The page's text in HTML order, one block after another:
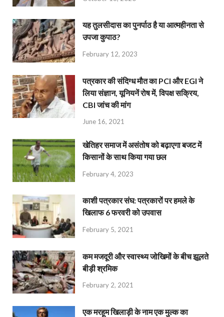
यह तुलसीदास का पुनर्पाठ है या आत्महीनता से
उपजा कुपाठ?
February 12, 2023
पत्रकार की संदिग्ध मौत का PCI और EGI ने
लिया संज्ञान, यूनियनें रोष में, विपक्ष सक्रिय,
CBI जांच की मांग
June 16, 2021
खेतिहर समाज में असंतोष को बढ़ाएगा बजट में
किसानों के साथ किया गया छल
February 4, 2023
काशी पत्रकार संघ: पत्रकारों पर हमले के
खिलाफ 6 फरवरी को उपवास
February 5, 2021
कम मजदूरी और स्वास्थ्य जोखिमों के बीच झूलते
बीड़ी श्रमिक
February 2, 2021
एक मरहूम खिलाड़ी के नाम एक मुल्क का